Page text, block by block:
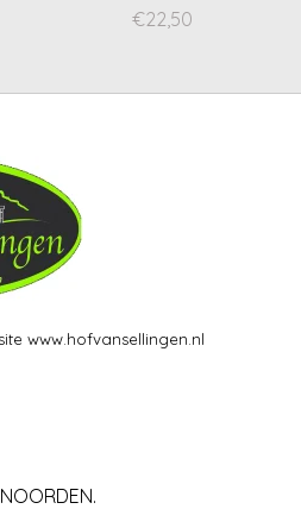
€22,50
www.hofvansellingen.nl